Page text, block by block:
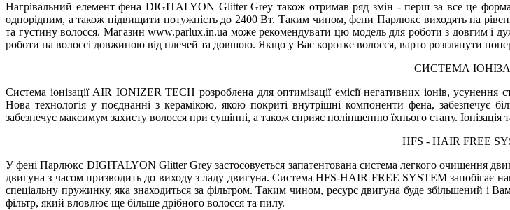
Нагрівальний елемент фена DIGITALYON Glitter Grey також отримав ряд змін - перш за все це форма
однорідним, а також підвищити потужність до 2400 Вт. Таким чином, фени Парлюкс виходять на
та густину волосся. Магазин www.parlux.in.ua може рекомендувати цю модель для роботи з довгим і
роботи на волоссі довжиною від плечей та довшою. Якщо у Вас коротке волосся, варто розглянути
СИСТЕМА
Система іонізації AIR IONIZER TECH розроблена для оптимізації емісії негативних іонів,
Нова технологія у поєднанні з керамікою, якою покриті внутрішні компоненти фена, забезпечує
забезпечує максимум захисту волосся при сушінні, а також сприяє поліпшенню їхнього стану.
HFS - HAIR FREE
У фені Парлюкс DIGITALYON Glitter Grey застосовується запатентована система легкого очищення
двигуна з часом призводить до виходу з ладу двигуна. Система HFS-HAIR FREE SYSTEM запобігає
спеціальну пружинку, яка знаходиться за фільтром. Таким чином, ресурс двигуна буде збільшений і
фільтр, який вловлює ще більше дрібного волосся та пилу.